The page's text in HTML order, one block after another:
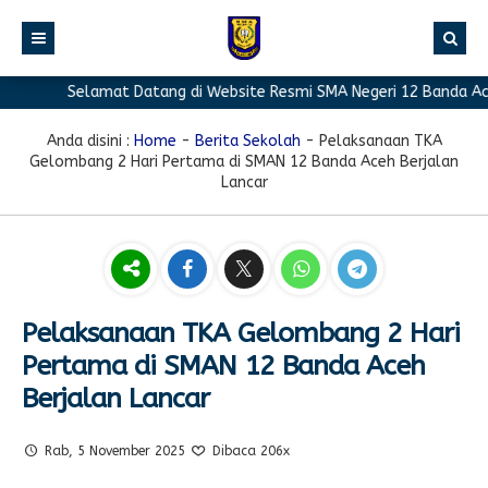
BERANDA
PROFIL
Sambutan Kepala Sekolah
Sejarah Singkat
Struktur Organisasi
Sekolah
Berita Prestasi
Berita Sekolah
Blog Guru
Pengumuman
PROGRAM
Pramuka
PMR
GALERI
FOTO
PPDB
Selamat Datang di Website Resmi SMA Negeri 12 Banda Aceh
Anda disini : Home - Berita Sekolah - Pelaksanaan TKA
Gelombang 2 Hari Pertama di SMAN 12 Banda Aceh Berjalan
Lancar
Pelaksanaan TKA Gelombang 2 Hari
Pertama di SMAN 12 Banda Aceh
Berjalan Lancar
Rab, 5 November 2025 Dibaca 206x